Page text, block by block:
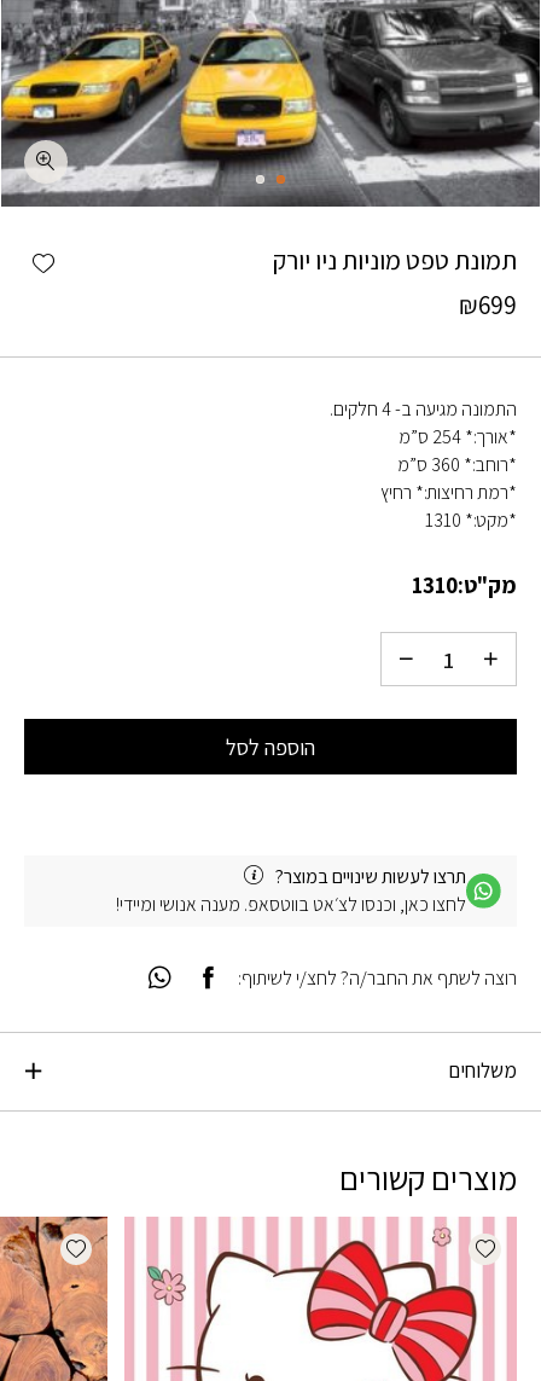
תמונת טפט מוניות ניו יורק
₪699
התמונה מגיעה ב- 4 חלקים.
*אורך:* 254 ס”מ
*רוחב:* 360 ס”מ
*רמת רחיצות:* רחיץ
*מקט:* 1310
מק"ט:1310
הוספה לסל
תרצו לעשות שינויים במוצר?
לחצו כאן, וכנסו לצ׳אט בווטסאפ. מענה אנושי ומיידי!
משלוחים
רוצה לשתף את החבר/ה? לחצ/י לשיתוף:
מוצרים קשורים
Add wishlist
wishlist